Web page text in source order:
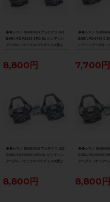
◆◆シマノ SHIMANO アルテグラ ULT
EGRA PD-R8000 SPD-SL ビンディン
グペダル（サイクルパラダイス大阪よ
8,800円
◆◆シマノ
EGRA PD-6700-C
ンディングペダル（
7,700円
◆◆シマノ SHIMANO アルテグラ ULT
EGRA PD-R8000 SPD-SL ビンディン
グペダル（サイクルパラダイス大阪よ
8,800円
◆◆シマノ
EGRA PD-R8000
グペダル（サイクル
8,800円